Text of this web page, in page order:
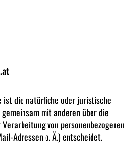
die natürliche oder juristische
mit anderen über die
von personenbezogenen
Adressen o. Ä.) entscheidet.